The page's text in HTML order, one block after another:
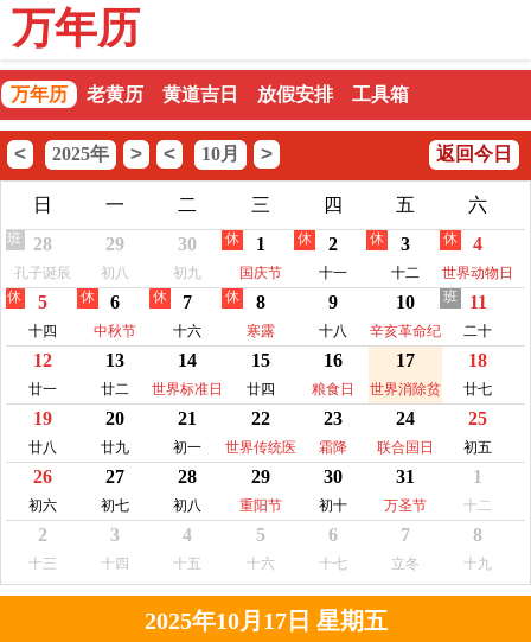
万年历
万年历 老黄历 黄道吉日 放假安排 工具箱
< 2025年 > < 10月 > 返回今日
日 一 二 三 四 五
六
28
孔子诞辰
班 29
初八
30
初九
1
国庆节
休 2
十一
休 3
十二
休 4
世界动物日
休
5
十四
休 6
中秋节
休 7
十六
休 8
寒露
休 9
十八
10
辛亥革命纪
念日
11
二十
班
12
廿一
13
廿二
14
世界标准日
15
廿四
16
粮食日
17
世界消除贫
困日
18
廿七
19
廿八
20
廿九
21
初一
22
世界传统医
药日
23
霜降
24
联合国日
25
初五
26
初六
27
初七
28
初八
29
重阳节
30
初十
31
万圣节
1
十二
2
十三
3
十四
4
十五
5
十六
6
十七
7
立冬
8
十九
2025年10月17日 星期五